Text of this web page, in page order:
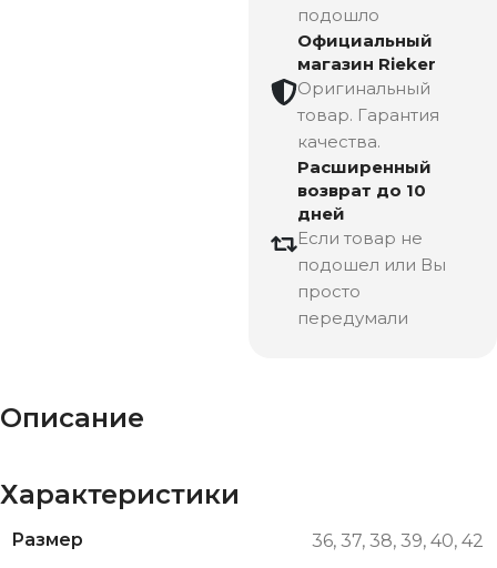
подошло
Официальный
магазин Rieker
Оригинальный
товар. Гарантия
качества.
Расширенный
возврат до 10
дней
Если товар не
подошел или Вы
просто
передумали
Описание
Характеристики
Размер 36, 37, 38, 39, 40, 42